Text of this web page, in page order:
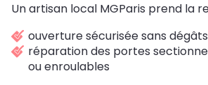
Un artisan local MGParis prend la
ouverture sécurisée sans dégâts
réparation des portes
ou enroulables